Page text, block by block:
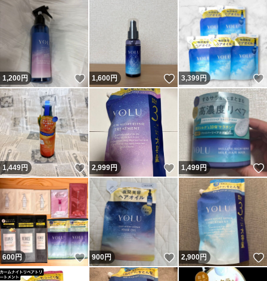
1,200円 いいね！
1,600円 いいね！
3,399円
1,449円 いいね！
2,999円 いいね！
1,499円
600円 いいね！
900円 いいね！
2,900円